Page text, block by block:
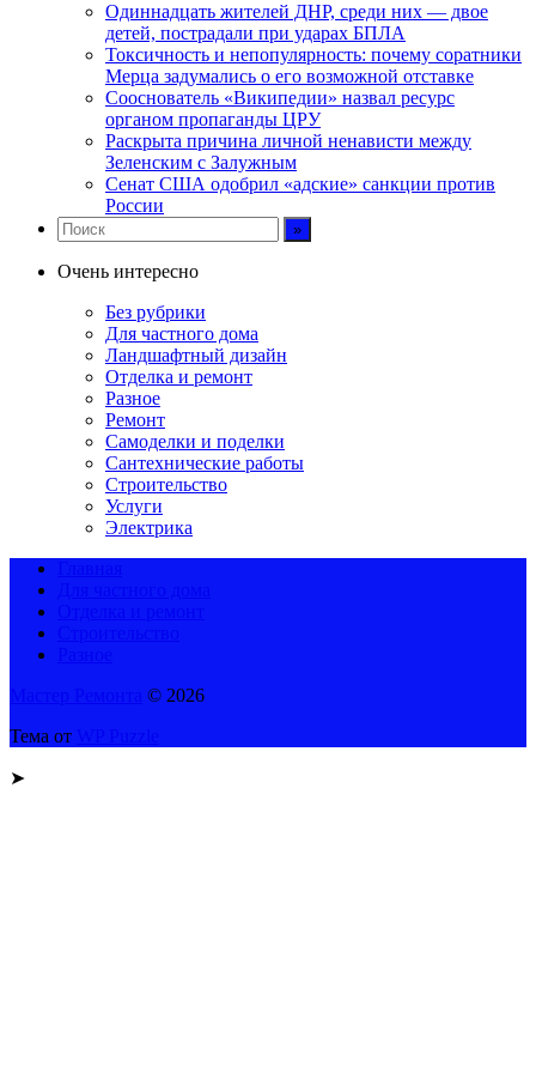
Одиннадцать жителей ДНР, среди них — двое
детей, пострадали при ударах БПЛА
Токсичность и непопулярность: почему соратники
Мерца задумались о его возможной отставке
Сооснователь «Википедии» назвал ресурс
органом пропаганды ЦРУ
Раскрыта причина личной ненависти между
Зеленским с Залужным
Сенат США одобрил «адские» санкции против
России
Очень интересно
Без рубрики
Для частного дома
Ландшафтный дизайн
Отделка и ремонт
Разное
Ремонт
Самоделки и поделки
Сантехнические работы
Строительство
Услуги
Электрика
© 2026
Тема от
➤